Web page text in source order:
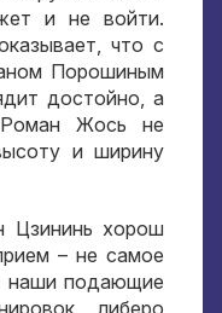
и не войти.
, что с
Порошиным
достойно,а
Жось не
и ширину
Цзининь хорош
– не самое
наши подающие